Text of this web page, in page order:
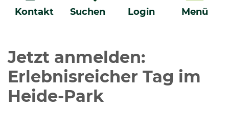
Kontakt Suchen Login Menü
Menü
Bürgerservice - Onlinedienste
Neuigkeiten
Jetzt anmelden:
Erlebnisreicher Tag im
Heide-Park